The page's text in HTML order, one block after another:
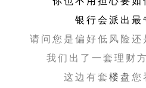
银行会派出最
请问您是偏好低风险还
我们出了一套理财
这边有套楼盘您